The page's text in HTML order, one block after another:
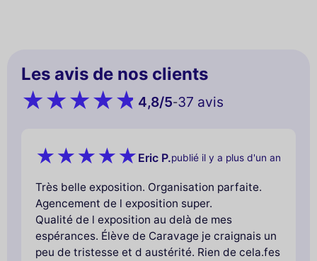
Les avis de nos clients
4,8/5-37 avis
Eric P.publié il y a plus d'un an
Très belle exposition. Organisation parfaite.
Agencement de l exposition super.
Qualité de l exposition au delà de mes
espérances. Élève de Caravage je craignais un
peu de tristesse et d austérité. Rien de cela.fes